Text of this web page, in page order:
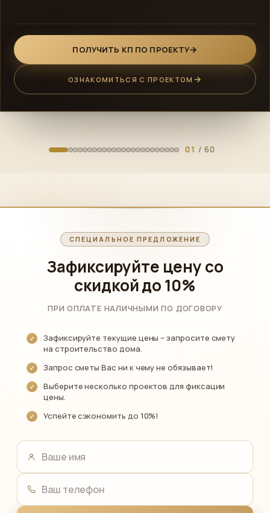
ПОЛУЧИТЬ КП ПО ПРОЕКТУ
ОЗНАКОМИТЬСЯ С ПРОЕКТОМ
01 / 60
СПЕЦИАЛЬНОЕ ПРЕДЛОЖЕНИЕ
Зафиксируйте цену со
скидкойдо 10%
ПРИ ОПЛАТЕ НАЛИЧНЫМИ ПО ДОГОВОРУ
Зафиксируйте текущие цены – запросите смету
на строительство дома.
Запрос сметы Вас ни к чему не обязывает!
Выберите несколько проектов для фиксации
цены.
Успейте сэкономить до 10%!
Ваше имя
Ваш телефон